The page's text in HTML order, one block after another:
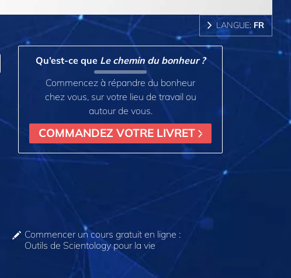
LANGUE: FR
Qu’est-ce que Le chemin du bonheur ?
Commencez à répandre du bonheur
chez vous, sur votre lieu de travail ou
autour de vous.
COMMANDEZ VOTRE LIVRET
Commencer un cours gratuit en ligne :
Outils de Scientology pour la vie